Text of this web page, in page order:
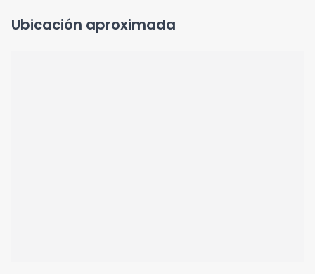
Ubicación aproximada